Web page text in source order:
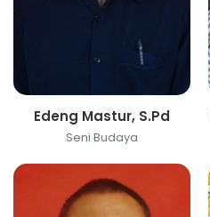
Edeng Mastur, S.Pd
Seni Budaya